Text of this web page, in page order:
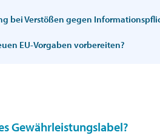
bei Verstößen gegen
EU-Vorgaben vorbereiten?
Gewährleistungslabel?